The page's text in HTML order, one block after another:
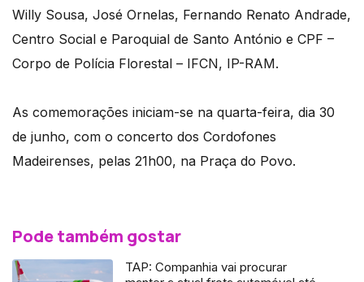
Willy Sousa, José Ornelas, Fernando Renato Andrade,
Centro Social e Paroquial de Santo António e CPF –
Corpo de Polícia Florestal – IFCN, IP-RAM.
As comemorações iniciam-se na quarta-feira, dia 30
de junho, com o concerto dos Cordofones
Madeirenses, pelas 21h00, na Praça do Povo.
Pode também gostar
TAP: Companhia vai procurar